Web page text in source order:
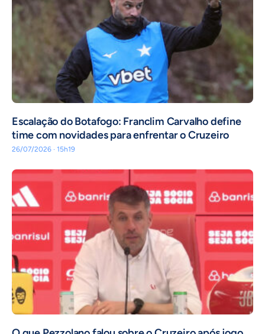
Escalação do Botafogo: Franclim Carvalho define
time com novidades para enfrentar o Cruzeiro
26/07/2026 · 15h19